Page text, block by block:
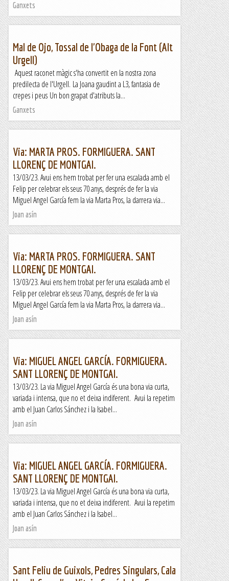
Ganxets
Mal de Ojo, Tossal de l'Obaga de la Font (Alt
Urgell)
Aquest raconet màgic s'ha convertit en la nostra zona
predilecta de l'Urgell. La Joana gaudint a L3, fantasia de
crepes i peus Un bon grapat d'atributs la...
Ganxets
Via: MARTA PROS. FORMIGUERA. SANT
LLORENÇ DE MONTGAI.
13/03/23. Avui ens hem trobat per fer una escalada amb el
Felip per celebrar els seus 70 anys, després de fer la via
Miguel Angel García fem la via Marta Pros, la darrera via...
Joan asín
Via: MARTA PROS. FORMIGUERA. SANT
LLORENÇ DE MONTGAI.
13/03/23. Avui ens hem trobat per fer una escalada amb el
Felip per celebrar els seus 70 anys, després de fer la via
Miguel Angel García fem la via Marta Pros, la darrera via...
Joan asín
Via: MIGUEL ANGEL GARCÍA. FORMIGUERA.
SANT LLORENÇ DE MONTGAI.
13/03/23. La via Miguel Angel García és una bona via curta,
variada i intensa, que no et deixa indiferent. Avui la repetim
amb el Juan Carlos Sánchez i la Isabel...
Joan asín
Via: MIGUEL ANGEL GARCÍA. FORMIGUERA.
SANT LLORENÇ DE MONTGAI.
13/03/23. La via Miguel Angel García és una bona via curta,
variada i intensa, que no et deixa indiferent. Avui la repetim
amb el Juan Carlos Sánchez i la Isabel...
Joan asín
Sant Feliu de Guixols, Pedres Singulars, Cala